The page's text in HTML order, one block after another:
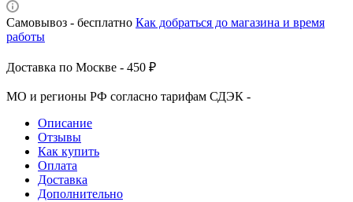
Самовывоз - бесплатно Как добраться до магазина и время
работы
Доставка по Москве - 450 ₽
МО и регионы РФ согласно тарифам СДЭК -
Описание
Отзывы
Как купить
Оплата
Доставка
Дополнительно